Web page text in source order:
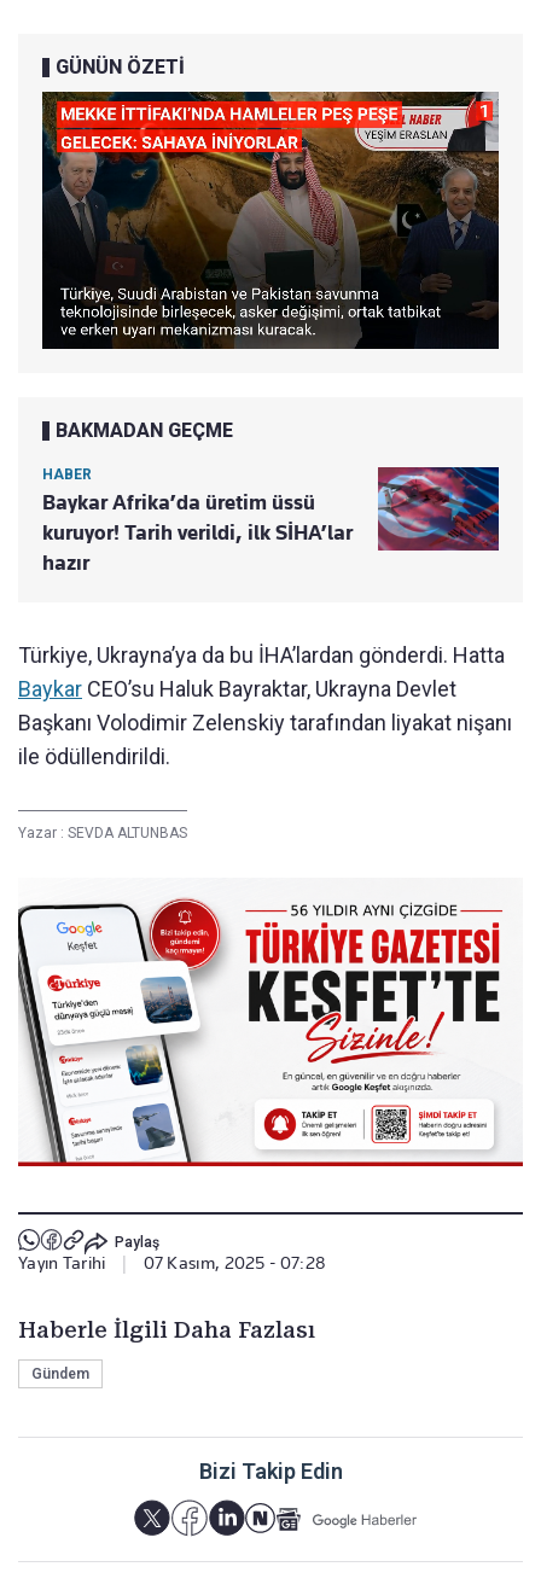
GÜNÜN ÖZETİ
BAKMADAN GEÇME
HABER
Baykar Afrika’da üretim üssü
kuruyor! Tarih verildi, ilk SİHA’lar
hazır
Türkiye, Ukrayna’ya da bu İHA’lardan gönderdi. Hatta
Baykar CEO’su Haluk Bayraktar, Ukrayna Devlet
Başkanı Volodimir Zelenskiy tarafından liyakat nişanı
ile ödüllendirildi.
Yazar : SEVDA ALTUNBAS
Paylaş
Yayın Tarihi 07 Kasım, 2025 - 07:28
Haberle İlgili Daha Fazlası
Gündem
Bizi Takip Edin